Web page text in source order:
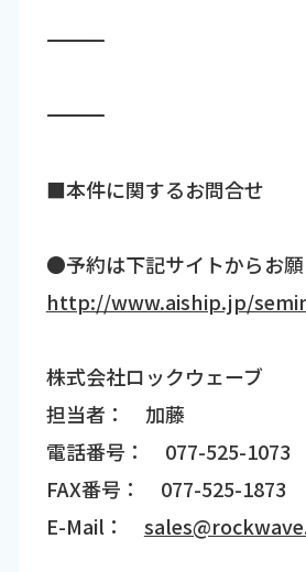
―――――――――――――――――――――――――――――――――――
―――――――――――――――――――――――――――――――――――
■本件に関するお問合せ
●予約は下記サイトからお願
http://www.aiship.jp/
株式会社ロックウェーブ
担当者： 加藤
電話番号： 077-525-1073
FAX番号： 077-525-1873
E-Mail：